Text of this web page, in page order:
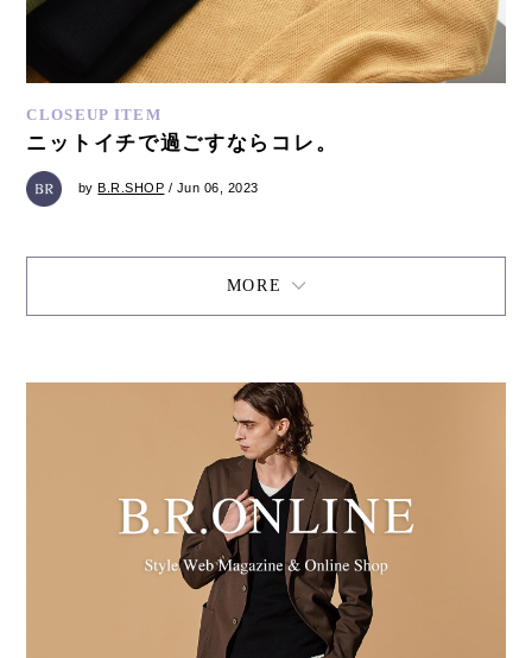
CLOSEUP ITEM
ニットイチで過ごすならコレ。
byB.R.SHOP / Jun 06, 2023
MORE